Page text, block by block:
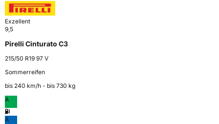
Exzellent
9,5
Pirelli Cinturato C3
215/50 R19 97 V
Sommerreifen
bis 240 km⁠/⁠h - bis 730 kg
A
A